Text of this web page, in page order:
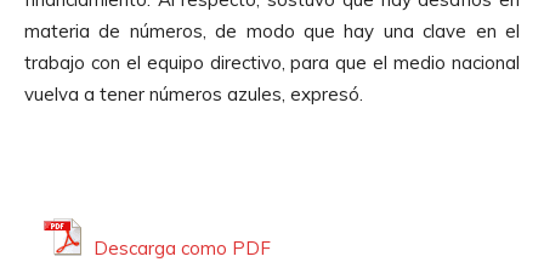
u
c
t
o
materia de números, de modo que hay una clave en el
trabajo con el equipo directivo, para que el medio nacional
vuelva a tener números azules, expresó.
Descarga como PDF